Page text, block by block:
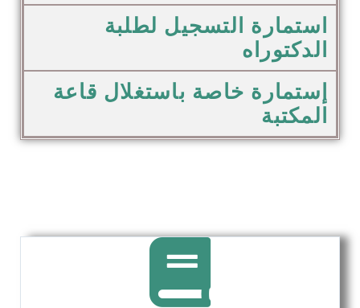
استمارة التسجيل لطلبة
الدكتوراه
إستمارة خاصة باستغلال قاعة
المكتبة